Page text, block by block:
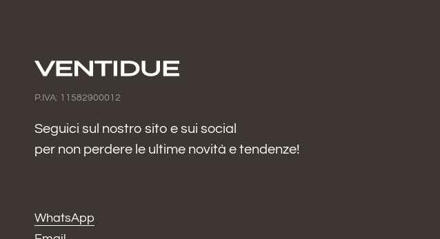
P.IVA: 11582900012
Seguici sul nostro sito e sui social
per non perdere le ultime novità e tendenze!
WhatsApp